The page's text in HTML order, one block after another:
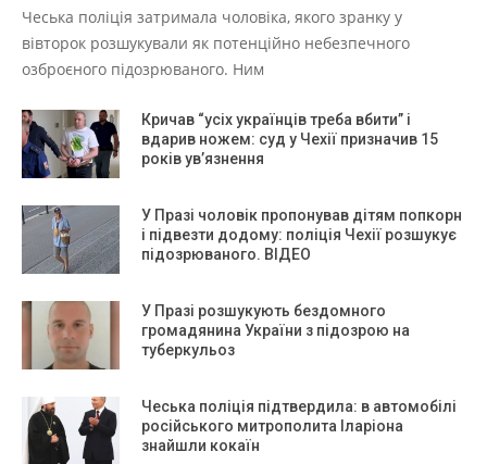
Чеська поліція затримала чоловіка, якого зранку у
вівторок розшукували як потенційно небезпечного
озброєного підозрюваного. Ним
Кричав “усіх українців треба вбити” і
вдарив ножем: суд у Чехії призначив 15
років ув’язнення
У Празі чоловік пропонував дітям попкорн
і підвезти додому: поліція Чехії розшукує
підозрюваного. ВІДЕО
У Празі розшукують бездомного
громадянина України з підозрою на
туберкульоз
Чеська поліція підтвердила: в автомобілі
російського митрополита Іларіона
знайшли кокаїн